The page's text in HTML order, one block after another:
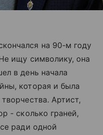
на 90-м году
ищу символику, она
в день начала
которая и была
Артист,
- сколько граней,
ради одной